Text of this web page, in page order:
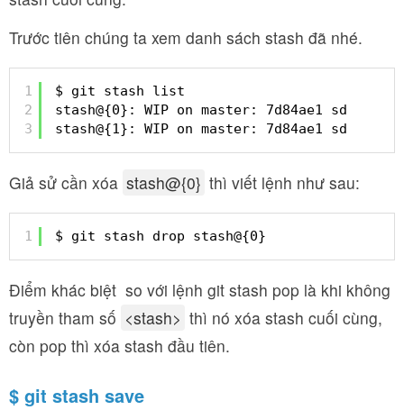
Trước tiên chúng ta xem danh sách stash đã nhé.
1
2
3
$ git stash list
stash@{0}: WIP on master: 7d84ae1 sd
stash@{1}: WIP on master: 7d84ae1 sd
Giả sử cần xóa stash@{0} thì viết lệnh như sau:
1 $ git stash drop stash@{0}
Điểm khác biệt so với lệnh git stash pop là khi không
truyền tham số <stash> thì nó xóa stash cuối cùng,
còn pop thì xóa stash đầu tiên.
$ git stash save